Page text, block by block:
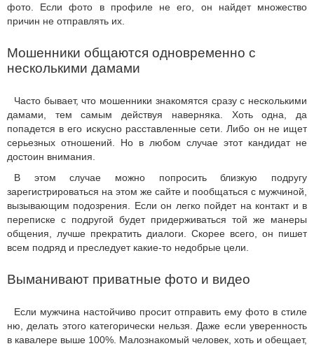
фото. Если фото в профиле не его, он найдет множество
причин не отправлять их.
Мошенники общаются одновременно с
несколькими дамами
Часто бывает, что мошенники знакомятся сразу с несколькими
дамами, тем самым действуя наверняка. Хоть одна, да
попадется в его искусно расставленные сети. Либо он не ищет
серьезных отношений. Но в любом случае этот кандидат не
достоин внимания.
В этом случае можно попросить близкую подругу
зарегистрироваться на этом же сайте и пообщаться с мужчиной,
вызывающим подозрения. Если он легко пойдет на контакт и в
переписке с подругой будет придерживаться той же манеры
общения, лучше прекратить диалоги. Скорее всего, он пишет
всем подряд и преследует какие-то недобрые цели.
Выманивают приватные фото и видео
Если мужчина настойчиво просит отправить ему фото в стиле
ню, делать этого категорически нельзя. Даже если уверенность
в кавалере выше 100%. Малознакомый человек, хоть и обещает,